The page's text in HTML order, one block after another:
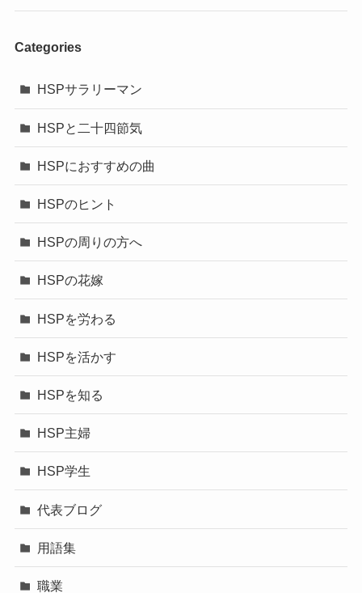
Categories
HSPサラリーマン
HSPと二十四節気
HSPにおすすめの曲
HSPのヒント
HSPの周りの方へ
HSPの花嫁
HSPを労わる
HSPを活かす
HSPを知る
HSP主婦
HSP学生
代表ブログ
用語集
職業